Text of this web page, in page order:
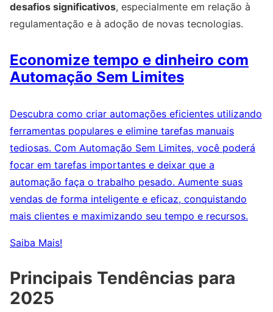
desafios significativos, especialmente em relação à
regulamentação e à adoção de novas tecnologias.
Economize tempo e dinheiro com
Automação Sem Limites
Descubra como criar automações eficientes utilizando
ferramentas populares e elimine tarefas manuais
tediosas. Com Automação Sem Limites, você poderá
focar em tarefas importantes e deixar que a
automação faça o trabalho pesado. Aumente suas
vendas de forma inteligente e eficaz, conquistando
mais clientes e maximizando seu tempo e recursos.
Saiba Mais!
Principais Tendências para
2025